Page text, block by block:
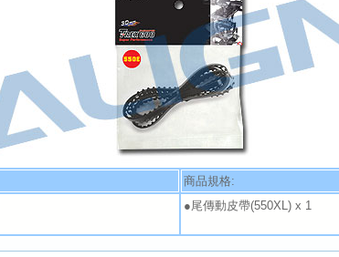
商品規格:
●尾傳動皮帶(550XL) x 1